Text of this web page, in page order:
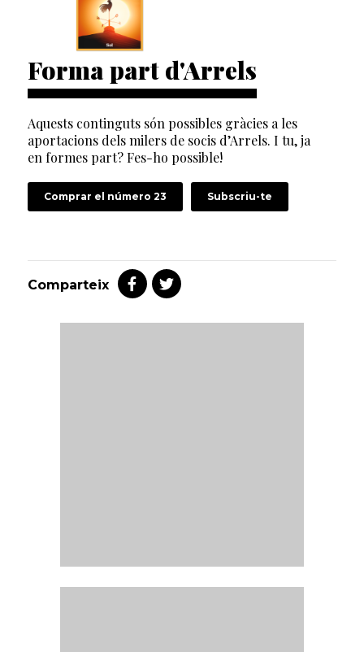
Forma part d'Arrels
Aquests continguts són possibles gràcies a les
aportacions dels milers de socis d’Arrels. I tu, ja
en formes part? Fes-ho possible!
Comprar el número 23 Subscriu-te
Comparteix